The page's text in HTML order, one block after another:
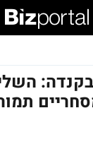
בקנדה: